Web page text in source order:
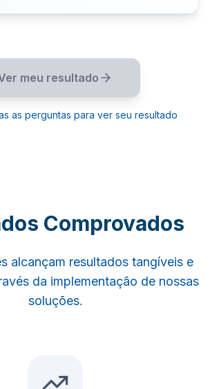
meu resultado
as perguntas para ver seu resultado
Comprovados
alcançam resultados tangíveis e
da implementação de nossas
soluções.